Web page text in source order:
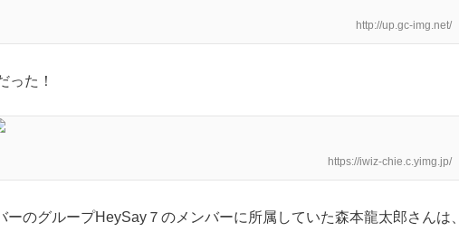
http://up.gc-img.net/
った！
https://iwiz-chie.c.yimg.jp/
のグループHeySay７のメンバーに所属していた森本龍太郎さんは、